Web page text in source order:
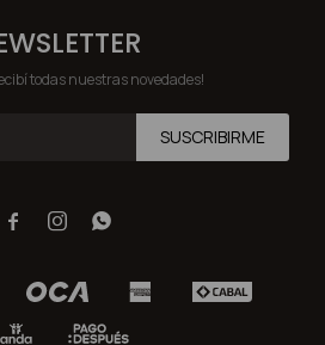
todas nuestras novedades!
SUSCRIBIRME
  